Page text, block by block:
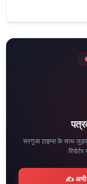
सरगुजा टाइम्स के साथ
✍️ अभी